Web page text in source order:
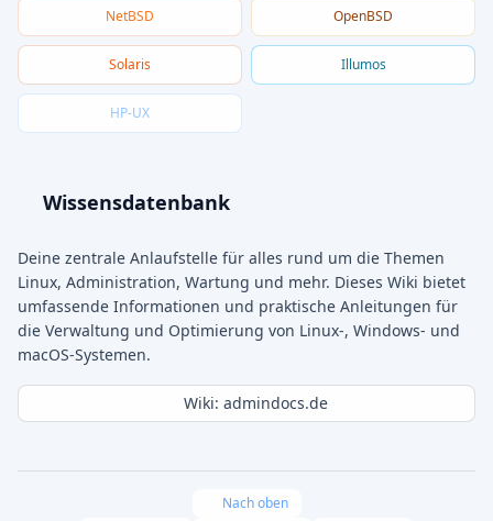
NetBSD OpenBSD
Solaris Illumos
HP-UX
Wissensdatenbank
Deine zentrale Anlaufstelle für alles rund um die Themen
Linux, Administration, Wartung und mehr. Dieses Wiki bietet
umfassende Informationen und praktische Anleitungen für
die Verwaltung und Optimierung von Linux-, Windows- und
macOS-Systemen.
Wiki: admindocs.de
Nach oben